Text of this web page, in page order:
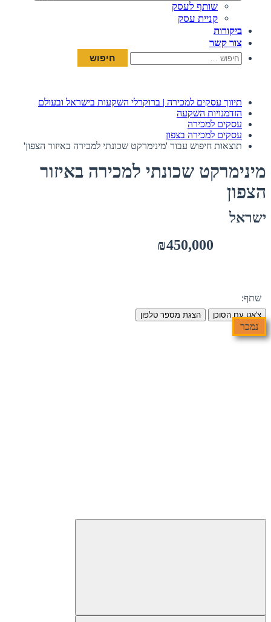
שותף לעסק
קניית עסק
ביקורות
צור קשר
חיפוש:
תיווך עסקים למכירה | ברוקרלי השקעות בישראל ובעולם
הזדמנויות השקעה
עסקים למכירה
עסקים למכירה בצפון
תוצאות חיפוש עבור 'מינימרקט שכונתי למכירה באיזור הצפון'
מינימרקט שכונתי למכירה באיזור
הצפון
ישראל
₪450,000
שתף:
צ'אט עם הסוכן הצגת מספר טלפון
נמכר